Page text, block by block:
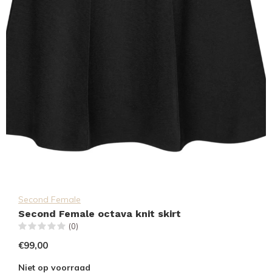
Second Female
Second Female octava knit skirt
(0)
€99,00
Niet op voorraad